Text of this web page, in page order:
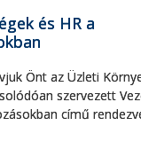
és HR a
Önt az Üzleti
szervezett
című